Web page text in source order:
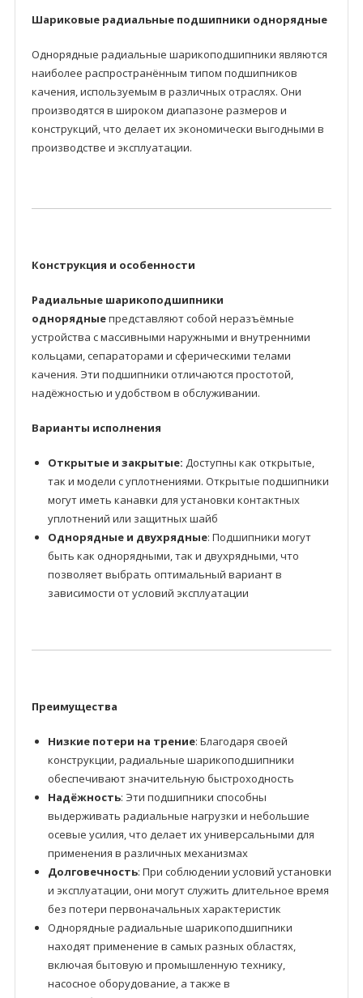
Шариковые радиальные подшипники однорядные
Однорядные радиальные шарикоподшипники являются
наиболее распространённым типом подшипников
качения, используемым в различных отраслях. Они
производятся в широком диапазоне размеров и
конструкций, что делает их экономически выгодными в
производстве и эксплуатации.
Конструкция и особенности
Радиальные шарикоподшипники
однорядныепредставляют собой неразъёмные
устройства с массивными наружными и внутренними
кольцами, сепараторами и сферическими телами
качения. Эти подшипники отличаются простотой,
надёжностью и удобством в обслуживании.
Варианты исполнения
Открытые и закрытые: Доступны как открытые,
так и модели с уплотнениями. Открытые подшипники
могут иметь канавки для установки контактных
уплотнений или защитных шайб
Однорядные и двухрядные: Подшипники могут
быть как однорядными, так и двухрядными, что
позволяет выбрать оптимальный вариант в
зависимости от условий эксплуатации
Преимущества
Низкие потери на трение: Благодаря своей
конструкции, радиальные шарикоподшипники
обеспечивают значительную быстроходность
Надёжность: Эти подшипники способны
выдерживать радиальные нагрузки и небольшие
осевые усилия, что делает их универсальными для
применения в различных механизмах
Долговечность: При соблюдении условий установки
и эксплуатации, они могут служить длительное время
без потери первоначальных характеристик
Однорядные радиальные шарикоподшипники
находят применение в самых разных областях,
включая бытовую и промышленную технику,
насосное оборудование, а также в